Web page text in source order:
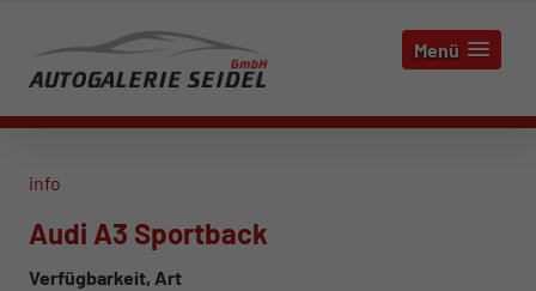
Menü
info
Audi A3 Sportback
Verfügbarkeit, Art